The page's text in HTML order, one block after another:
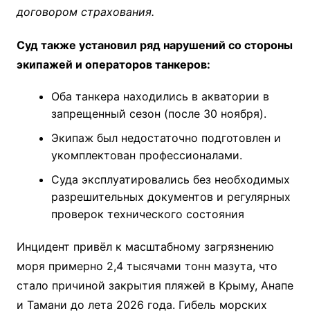
договором страхования.
Суд также установил ряд нарушений со стороны
экипажей и операторов танкеров:
Оба танкера находились в акватории в
запрещенный сезон (после 30 ноября).
Экипаж был недостаточно подготовлен и
укомплектован профессионалами.
Суда эксплуатировались без необходимых
разрешительных документов и регулярных
проверок технического состояния
Инцидент привёл к масштабному загрязнению
моря примерно 2,4 тысячами тонн мазута, что
стало причиной закрытия пляжей в Крыму, Анапе
и Тамани до лета 2026 года. Гибель морских